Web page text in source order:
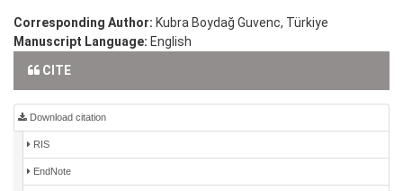
Corresponding Author: Kubra Boydağ Guvenc, Türkiye
Manuscript Language: English
CITE
Download citation
RIS
EndNote